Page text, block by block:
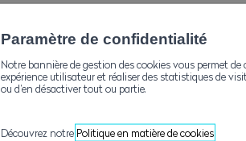
Paramètre de confidentialité
Notre bannière de gestion des cookies vous permet
expérience utilisateur et réaliser des statistiques de
ou d’en désactiver tout ou partie.
Découvrez notre Politique en matière de cookies